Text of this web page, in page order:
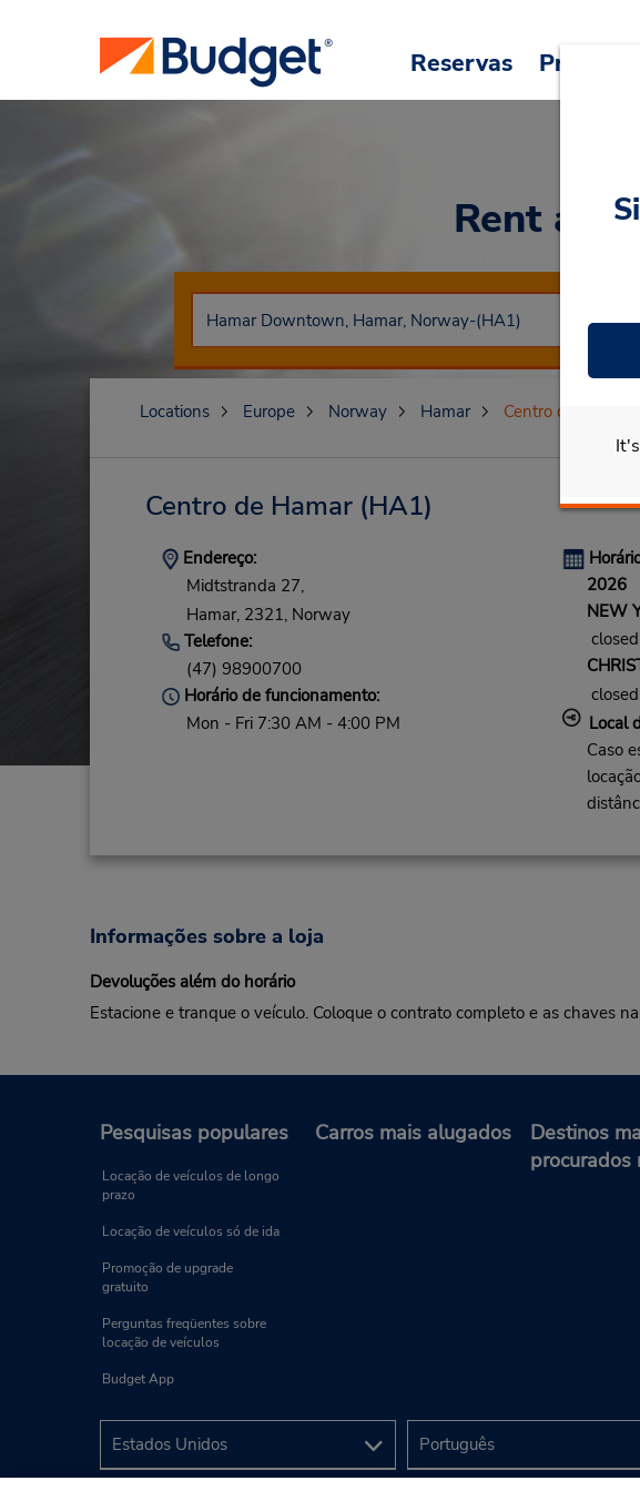
Reservas
Rent a
Locations Europe Norway Hamar Centro de Hamar
Centro de Hamar(HA1)
Endereço:
Midtstranda 27,
Hamar, 2321, Norway
Telefone:
(47) 98900700
Horário de funcionamento:
Mon - Fri 7:30 AM - 4:00 PM
2026
NEW
closed
closed
Local
Caso
Informações sobre a loja
Devoluções além do horário
Estacione e tranque o veículo. Coloque o contrato completo e as chaves
Pesquisas populares
Locação de veículos de longo
prazo
Locação de veículos só de ida
Promoção de upgrade
gratuito
Perguntas freqüentes sobre
locação de veículos
Budget App
Carros mais alugados
Destinos
procurados